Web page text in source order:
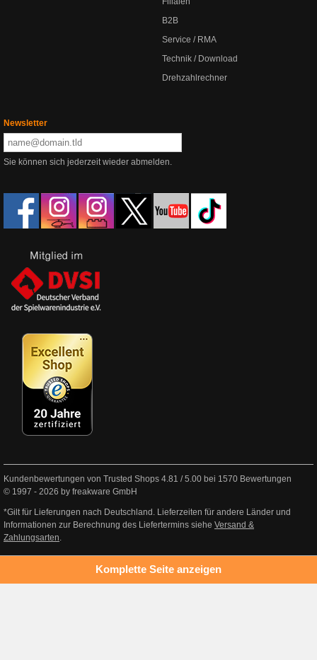
B2B
Service / RMA
Technik / Download
Drehzahlrechner
Newsletter
Sie können sich jederzeit wieder abmelden.
Kundenbewertungen von Trusted Shops 4.81 /5.00 bei 1570 Bewertungen
© 1997 - 2026 by freakware GmbH
*Gilt für Lieferungen nach Deutschland. Lieferzeiten für andere Länder und
Informationen zur Berechnung des Liefertermins siehe Versand &
Zahlungsarten.
Komplette Seite anzeigen